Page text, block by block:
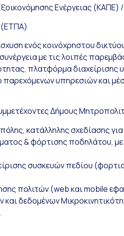
Ενέργειας (ΚΑΠΕ)
(ΕΤΠΑ)
ενός κοινόχρηστου
με τις λοιπές
πλατφόρμα
παρεχόμενων υπηρεσιών και
Δήμους
κατάλληλης σχεδίασης
& φόρτισης ποδηλάτου,
συσκευών πεδίου
πολιτών (web και mobile
δεδομένων